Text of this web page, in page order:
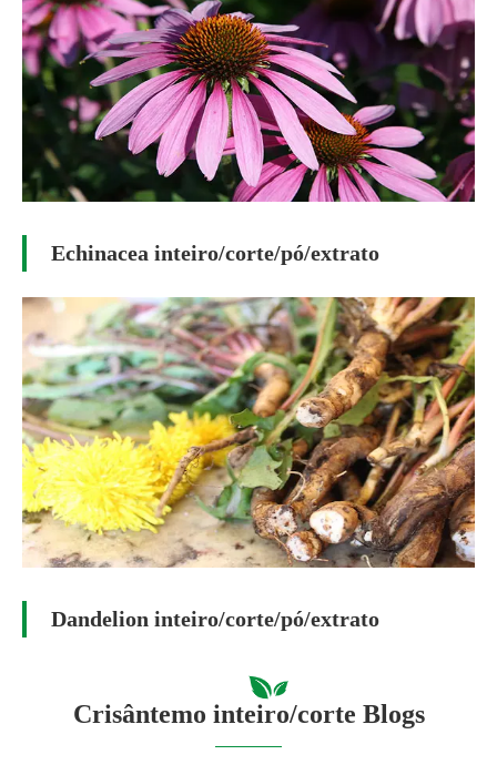
Echinacea inteiro/corte/pó/extrato
Dandelion inteiro/corte/pó/extrato
Crisântemo inteiro/corte Blogs